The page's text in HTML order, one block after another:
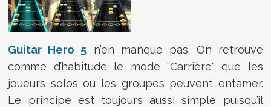
Guitar Hero 5 n’en manque pas. On retrouve
comme d’habitude le mode "Carrière" que les
joueurs solos ou les groupes peuvent entamer.
Le principe est toujours aussi simple puisqu’il